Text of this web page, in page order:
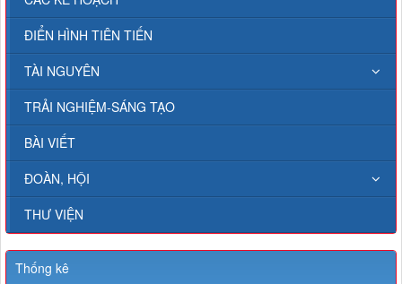
ĐIỂN HÌNH TIÊN TIẾN
TÀI NGUYÊN
TRẢI NGHIỆM-SÁNG TẠO
BÀI VIẾT
ĐOÀN, HỘI
THƯ VIỆN
Thống kê